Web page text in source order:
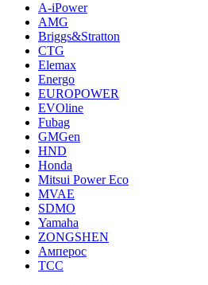
A-iPower
AMG
Briggs&Stratton
CTG
Elemax
Energo
EUROPOWER
EVOline
Fubag
GMGen
HND
Honda
Mitsui Power Eco
MVAE
SDMO
Yamaha
ZONGSHEN
Амперос
ТСС